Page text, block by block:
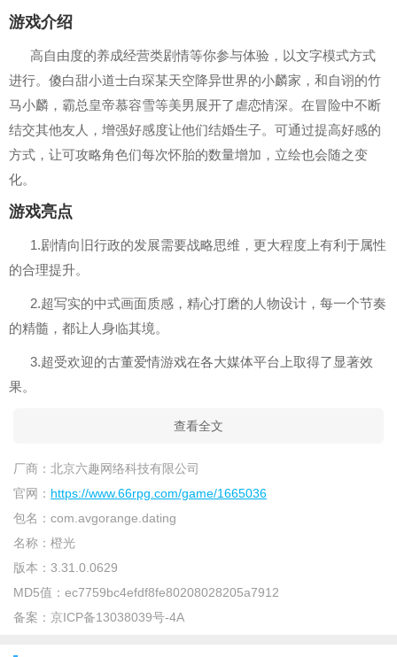
游戏介绍
高自由度的养成经营类剧情等你参与体验，以文字模式方式
进行。傻白甜小道士白琛某天空降异世界的小麟家，和自诩的竹
马小麟，霸总皇帝慕容雪等美男展开了虐恋情深。在冒险中不断
结交其他友人，增强好感度让他们结婚生子。可通过提高好感的
方式，让可攻略角色们每次怀胎的数量增加，立绘也会随之变
化。
游戏亮点
1.剧情向旧行政的发展需要战略思维，更大程度上有利于属性
的合理提升。
2.超写实的中式画面质感，精心打磨的人物设计，每一个节奏
的精髓，都让人身临其境。
3.超受欢迎的古董爱情游戏在各大媒体平台上取得了显著效
果。
查看全文
厂商： 北京六趣网络科技有限公司
官网： https://www.66rpg.com/game/1665036
包名： com.avgorange.dating
名称： 橙光
版本： 3.31.0.0629
MD5值： ec7759bc4efdf8fe80208028205a7912
备案： 京ICP备13038039号-4A